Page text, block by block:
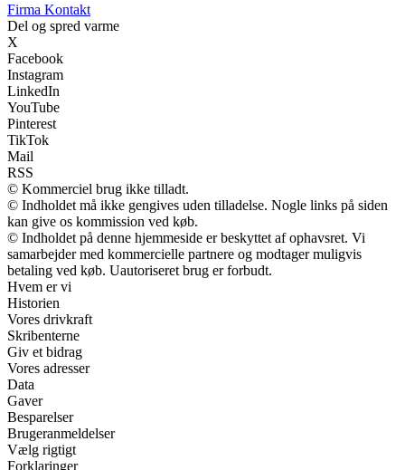
Firma Kontakt
Del og spred varme
X
Facebook
Instagram
LinkedIn
YouTube
Pinterest
TikTok
Mail
RSS
© Kommerciel brug ikke tilladt.
© Indholdet må ikke gengives uden tilladelse. Nogle links på siden
kan give os kommission ved køb.
© Indholdet på denne hjemmeside er beskyttet af ophavsret. Vi
samarbejder med kommercielle partnere og modtager muligvis
betaling ved køb. Uautoriseret brug er forbudt.
Hvem er vi
Historien
Vores drivkraft
Skribenterne
Giv et bidrag
Vores adresser
Data
Gaver
Besparelser
Brugeranmeldelser
Vælg rigtigt
Forklaringer